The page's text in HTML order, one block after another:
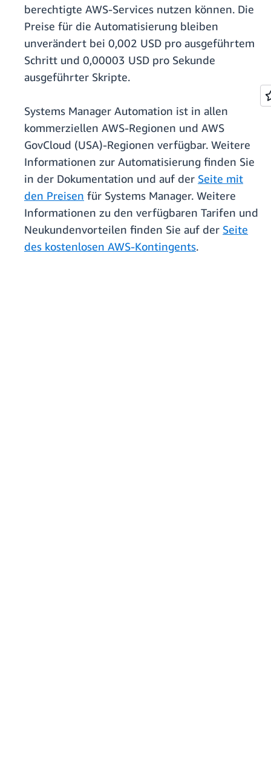
berechtigte AWS-Services nutzen können. Die
Preise für die Automatisierung bleiben
unverändert bei 0,002 USD pro ausgeführtem
Schritt und 0,00003 USD pro Sekunde
ausgeführter Skripte.
Systems Manager Automation ist in allen
kommerziellen AWS-Regionen und AWS
GovCloud (USA)-Regionen verfügbar. Weitere
Informationen zur Automatisierung finden Sie
in der Dokumentation und auf der Seite mit
den Preisen für Systems Manager. Weitere
Informationen zu den verfügbaren Tarifen und
Neukundenvorteilen finden Sie auf der Seite
des kostenlosen AWS-Kontingents.